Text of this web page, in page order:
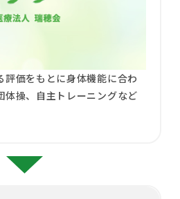
評価をもとに身体機能に合わ
体操、自主トレーニングなど